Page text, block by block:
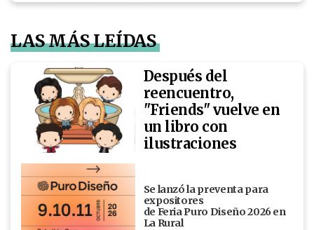
LAS MÁS LEÍDAS
Después del
reencuentro,
"Friends" vuelve en
un libro con
ilustraciones
Se lanzó la preventa para
expositores
de Feria Puro Diseño 2026 en
La Rural